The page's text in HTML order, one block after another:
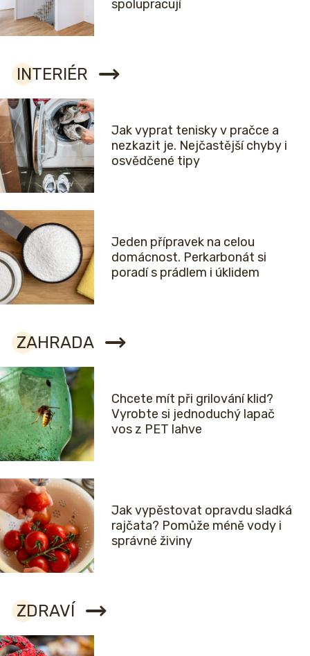
spolupracují
INTERIÉR
Jak vyprat tenisky v pračce a
nezkazit je. Nejčastější chyby i
osvědčené tipy
Jeden přípravek na celou
domácnost. Perkarbonát si
poradí s prádlem i úklidem
ZAHRADA
Chcete mít při grilování klid?
Vyrobte si jednoduchý lapač
vos z PET lahve
Jak vypěstovat opravdu sladká
rajčata? Pomůže méně vody i
správné živiny
ZDRAVÍ